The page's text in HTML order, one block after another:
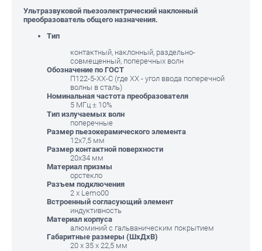
Ультразвуковой пьезоэлектрический наклонный
преобразователь общего назначения.
Тип
контактный, наклонный, раздельно-
совмещенный, поперечных волн
Обозначение по ГОСТ
П122-5-ХХ-С (где XX - угол ввода поперечной
волны в сталь)
Номинальная частота преобразователя
5 МГц ± 10%
Тип излучаемых волн
поперечные
Размер пьезокерамического элемента
12х7,5 мм
Размер контактной поверхности
20х34 мм
Материал призмы
орстекло
Разъем подключения
2 х Lemo00
Встроенный согласующий элемент
индуктивность
Материал корпуса
алюминий с гальваническим покрытием
Габаритные размеры (ШхДхВ)
20 х 35 х 22,5 мм